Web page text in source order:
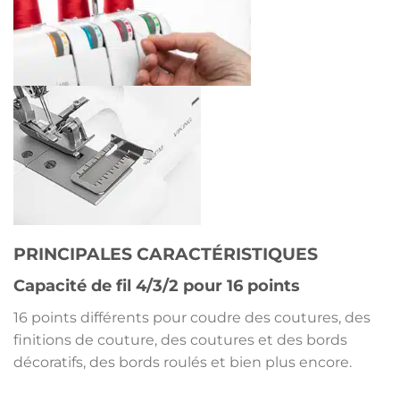
PRINCIPALES CARACTÉRISTIQUES
Capacité de fil 4/3/2 pour 16 points
16 points différents pour coudre des coutures, des
finitions de couture, des coutures et des bords
décoratifs, des bords roulés et bien plus encore.